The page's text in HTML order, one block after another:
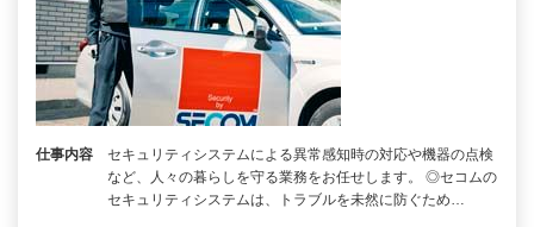
仕事内容
セキュリティシステムによる異常感知時の対応や機器の点検
など、人々の暮らしを守る業務をお任せします。 ◎セコムの
セキュリティシステムは、トラブルを未然に防ぐため…